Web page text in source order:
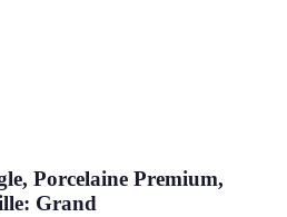
Porcelaine Premium,
Grand